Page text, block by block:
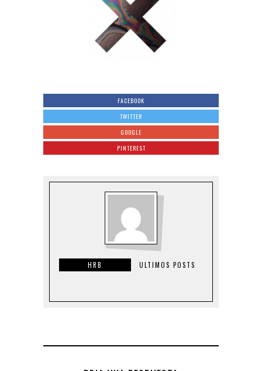
FACEBOOK
TWITTER
GOOGLE
PINTEREST
HRB ULTIMOS POSTS